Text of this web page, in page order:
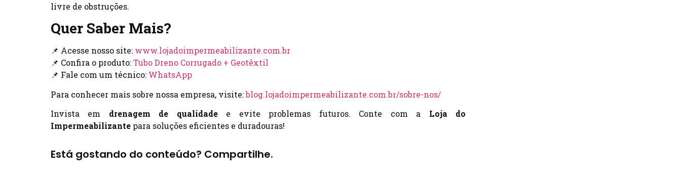
livre de obstruções.
Quer Saber Mais?
📌 Acesse nosso site: www.lojadoimpermeabilizante.com.br
📌 Confira o produto:Tubo Dreno Corrugado + Geotêxtil
📌 Fale com um técnico: WhatsApp
Para conhecer mais sobre nossa empresa, visite:blog.lojadoimpermeabilizante.com.br/sobre-nos/
Invista em drenagem de qualidadee evite problemas futuros. Conte com a Loja do
Impermeabilizante para soluções eficientes e duradouras!
Está gostando do conteúdo? Compartilhe.